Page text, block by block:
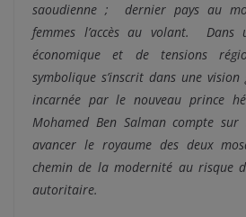
saoudienne ; dernier pays au
femmes l’accès au volant. Dans
économique et de tensions
symbolique s’inscrit dans une
incarnée par le nouveau prince
Mohamed Ben Salman compte sur
avancer le royaume des deux
chemin de la modernité au risque
autoritaire.